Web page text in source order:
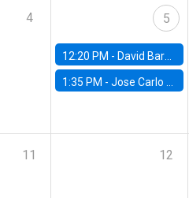
4 5
12:20 PM - David Bardey, Universidad de los Andes - CEDE
1:35 PM -Jose Carlo Bermudez, UC (ME) & World Bank
11 12